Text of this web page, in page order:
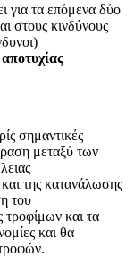
για τα επόμενα δύο
στους κινδύνους
σημαντικές
μεταξύ των
και της κατανάλωσης
του
τροφίμων και τα
και θα